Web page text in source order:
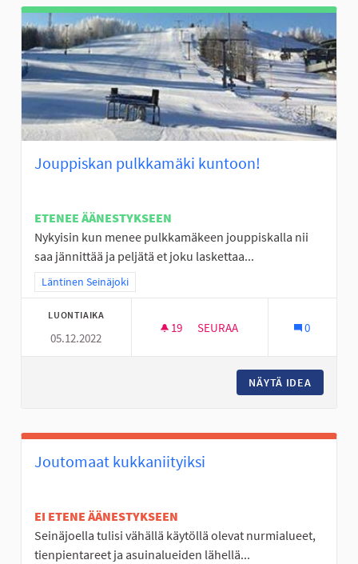
Jouppiskan pulkkamäki kuntoon!
ETENEE ÄÄNESTYKSEEN
Nykyisin kun menee pulkkamäkeen jouppiskalla nii
saa jännittää ja peljätä et joku laskettaa...
Rajaa tulokset teeman mukaan: Läntinen Seinäjoki
Läntinen Seinäjoki
LUONTIAIKA
05.12.2022
19 19 SEURAAJAA
SEURAA 0
NÄYTÄ IDEA
Joutomaat kukkaniityiksi
EI ETENE ÄÄNESTYKSEEN
Seinäjoella tulisi vähällä käytöllä olevat nurmialueet,
tienpientareet ja asuinalueiden lähellä...